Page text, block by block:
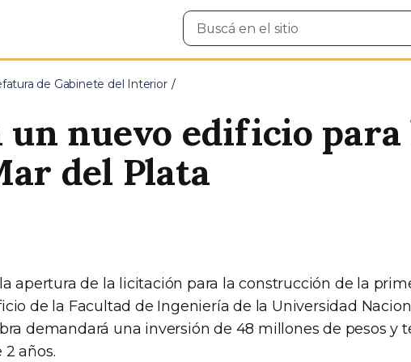
Buscar
en
de Gabinete del Interior
nuevo edificio
del Plata
apertura de la licitación para la construcción de la
de la Facultad de Ingeniería de la Universidad
demandará una inversión de 48 millones de pesos y
2 años.